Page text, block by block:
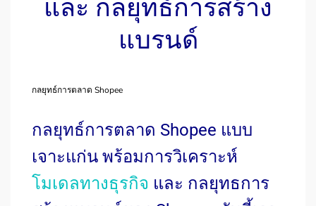
และ กลยุทธ์การสร้าง
แบรนด์
กลยุทธ์การตลาด Shopee
กลยุทธ์การตลาด Shopee แบบ
เจาะแก่น พร้อมการวิเคราะห์
โมเดลทางธุรกิจ และ กลยุทธการ